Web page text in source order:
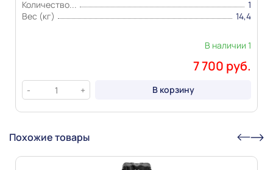
Количество...
1
Вес (кг)
14,4
В наличии 1
7 700 руб.
- + В корзину
Похожие товары